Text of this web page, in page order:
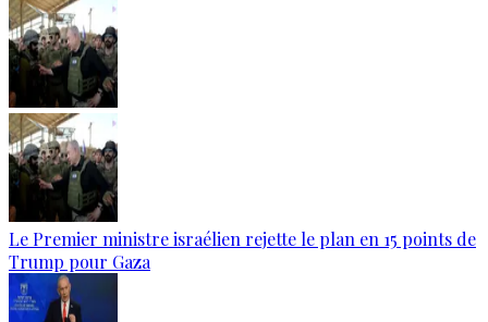
Le Premier ministre israélien rejette le plan en 15 points de
Trump pour Gaza